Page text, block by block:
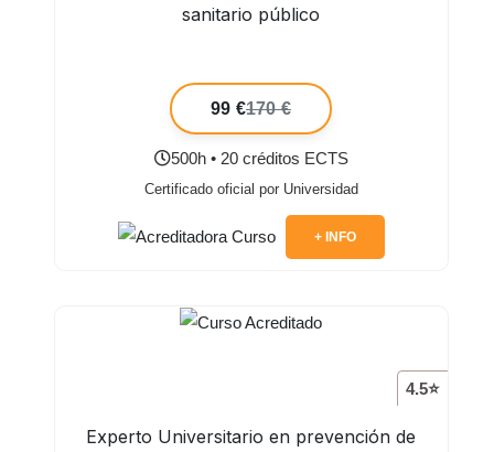
sanitario público
99 €170 €
500h • 20 créditos ECTS
Certificado oficial por Universidad
+ INFO
4.5⭐
Experto Universitario en prevención de